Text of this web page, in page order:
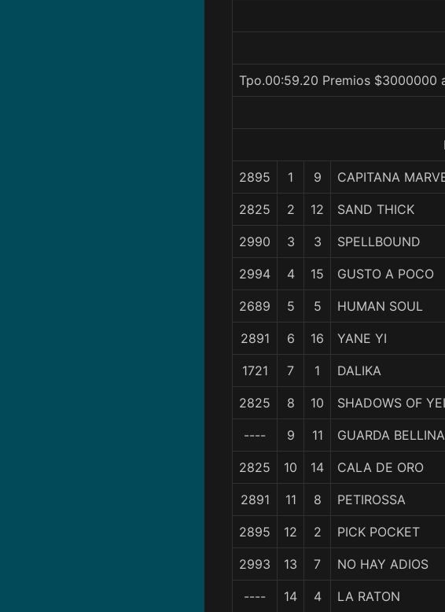
Tpo.00:59.20 Premios
2895 1 9 CAPITANA
2825 2 12 SAND THICK
2990 3 3 SPELLBOUND
2994 4 15 GUSTO A POCO
2689 5 5 HUMAN SOUL
2891 6 16 YANE YI
1721 7 1 DALIKA
2825 8 10 SHADOWS OF
---- 9 11 GUARDA BELLINA
2825 10 14 CALA DE ORO
2891 11 8 PETIROSSA
2895 12 2 PICK POCKET
2993 13 7 NO HAY ADIOS
---- 14 4 LA RATON